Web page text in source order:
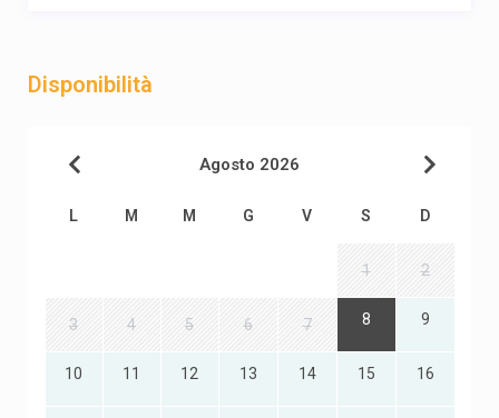
Disponibilità
Agosto 2026
L M M G V S D
1 2
3 4 5 6 7 8 9
10 11 12 13 14 15 16